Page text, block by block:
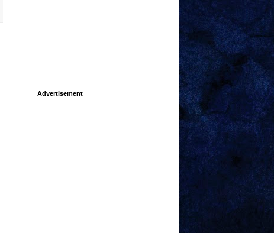
Advertisement